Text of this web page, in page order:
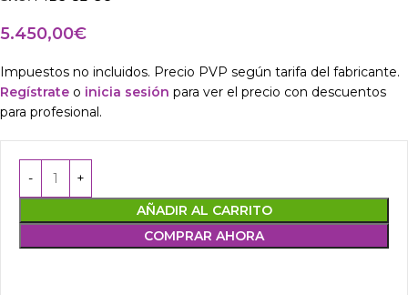
5.450,00€
Impuestos no incluidos. Precio PVP según tarifa del fabricante.
Regístrate o inicia sesión para ver el precio con descuentos
para profesional.
AÑADIR AL CARRITO
COMPRAR AHORA